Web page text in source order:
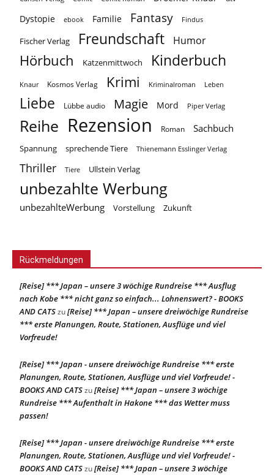
Dystopie ebook Familie Fantasy Findus
Fischer Verlag Freundschaft Humor
Hörbuch Katzenmittwoch Kinderbuch
Knaur Kosmos Verlag Krimi Kriminalroman Leben
Liebe Lübbe audio Magie Mord Piper Verlag
Reihe Rezension Roman Sachbuch
Spannung sprechende Tiere Thienemann Esslinger Verlag
Thriller Tiere Ullstein Verlag
unbezahlte Werbung
unbezahlteWerbung Vorstellung Zukunft
Rückmeldungen
[Reise] *** Japan – unsere 3 wöchige Rundreise *** Ausflug
nach Kobe *** nicht ganz so einfach... Lohnenswert? - BOOKS
AND CATSzu[Reise] *** Japan – unsere dreiwöchige Rundreise
*** erste Planungen, Route, Stationen, Ausflüge und viel
Vorfreude!
[Reise] *** Japan - unsere dreiwöchige Rundreise *** erste
Planungen, Route, Stationen, Ausflüge und viel Vorfreude! -
BOOKS AND CATSzu[Reise] *** Japan – unsere 3 wöchige
Rundreise *** Aufenthalt in Hakone *** das Wetter muss
passen!
[Reise] *** Japan - unsere dreiwöchige Rundreise *** erste
Planungen, Route, Stationen, Ausflüge und viel Vorfreude! -
BOOKS AND CATSzu[Reise] *** Japan – unsere 3 wöchige